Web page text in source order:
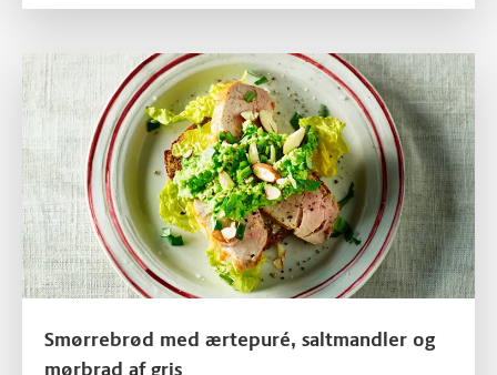
Smørrebrød med ærtepuré, saltmandler og
mørbrad af gris
Smørrebrød med ærtepuré, saltmandler og mørbrad af